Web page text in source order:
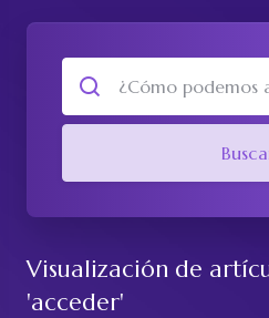
Visualización de
'acceder'